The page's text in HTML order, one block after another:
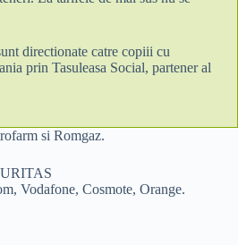
directionate catre copiii cu
prin Tasuleasa Social, partener al
si Romgaz.
Vodafone, Cosmote, Orange.